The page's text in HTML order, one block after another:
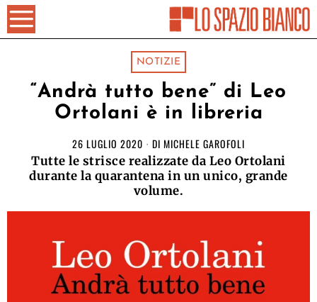
NOTIZIE
“Andrà tutto bene” di Leo
Ortolani è in libreria
26 LUGLIO 2020 DI MICHELE GAROFOLI
Tutte le strisce realizzate da Leo Ortolani
durante la quarantena in un unico, grande
volume.